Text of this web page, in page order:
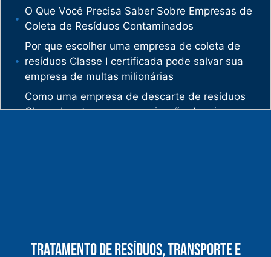
O Que Você Precisa Saber Sobre Empresas de
Coleta de Resíduos Contaminados
Por que escolher uma empresa de coleta de
resíduos Classe I certificada pode salvar sua
empresa de multas milionárias
Como uma empresa de descarte de resíduos
Classe I protege sua organização de crimes
vê oportunidades bilionárias esperando para
Tratamento De Resíduos, Transporte E